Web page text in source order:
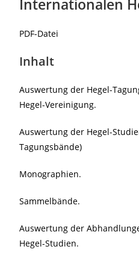
Internationalen
PDF-Datei
Inhalt
Auswertung der Hegel-
Hegel-Vereinigung.
Auswertung der Hegel-
Tagungsbände)
Monographien.
Sammelbände.
Auswertung der
Hegel-Studien.